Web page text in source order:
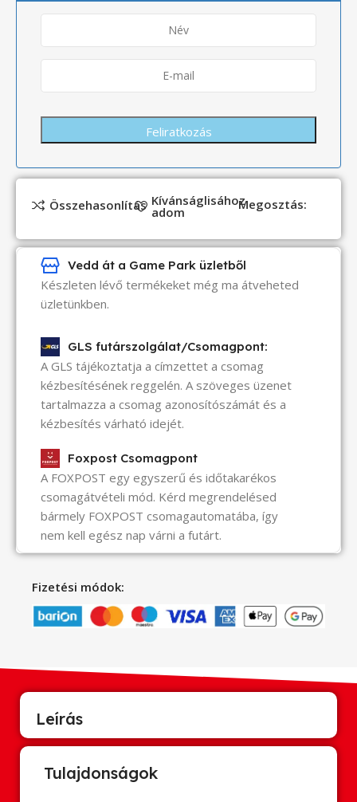
Összehasonlítás Kívánságlisához
adom Megosztás:
Vedd át a Game Park üzletből
Készleten lévő termékeket még ma átveheted
üzletünkben.
GLS futárszolgálat/Csomagpont:
A GLS tájékoztatja a címzettet a csomag
kézbesítésének reggelén. A szöveges üzenet
tartalmazza a csomag azonosítószámát és a
kézbesítés várható idejét.
Foxpost Csomagpont
A FOXPOST egy egyszerű és időtakarékos
csomagátvételi mód. Kérd megrendelésed
bármely FOXPOST csomagautomatába, így
nem kell egész nap várni a futárt.
Fizetési módok:
Leírás
Tulajdonságok